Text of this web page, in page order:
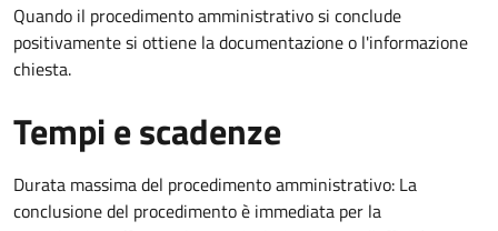
Quando il procedimento amministrativo si conclude
positivamente si ottiene la documentazione o l'informazione
chiesta.
Tempi e scadenze
Durata massima del procedimento amministrativo: La
conclusione del procedimento è immediata per la